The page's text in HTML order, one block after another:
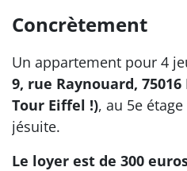
Concrètement
Un appartement pour 4
9, rue Raynouard,
Tour Eiffel !), au 5e
jésuite.
Le loyer est de 300